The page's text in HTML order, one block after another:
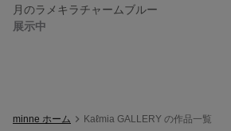
月のラメキラチャームブルー
展示中
minne ホーム Kaℓmia GALLERY の作品一覧